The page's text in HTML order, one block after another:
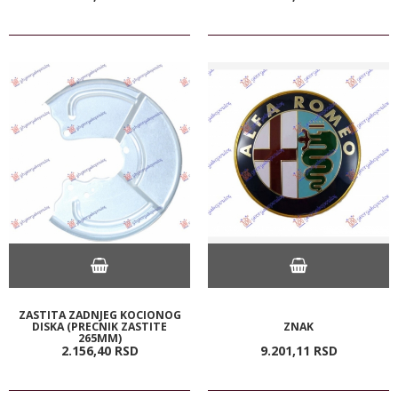
ZASTITA ZADNJEG KOCIONOG
DISKA (PRECNIK ZASTITE
265MM)
2.156,40 RSD
ZNAK
9.201,11 RSD